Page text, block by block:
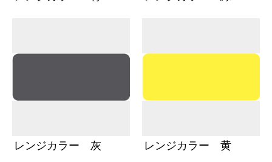
レンジカラー 灰 レンジカラー 黄